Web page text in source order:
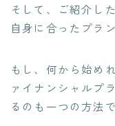
そして、ご紹介し
自身に合ったプラ
もし、何から始め
ァイナンシャルプ
るのも一つの方法で